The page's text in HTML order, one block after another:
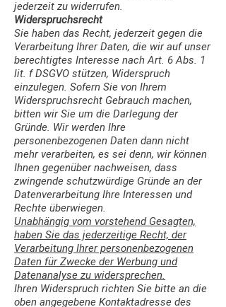
jederzeit zu widerrufen.
Widerspruchsrecht
Sie haben das Recht, jederzeit gegen die
Verarbeitung Ihrer Daten, die wir auf unser
berechtigtes Interesse nach Art. 6 Abs. 1
lit. f DSGVO stützen, Widerspruch
einzulegen. Sofern Sie von Ihrem
Widerspruchsrecht Gebrauch machen,
bitten wir Sie um die Darlegung der
Gründe. Wir werden Ihre
personenbezogenen Daten dann nicht
mehr verarbeiten, es sei denn, wir können
Ihnen gegenüber nachweisen, dass
zwingende schutzwürdige Gründe an der
Datenverarbeitung Ihre Interessen und
Rechte überwiegen.
Unabhängig vom vorstehend Gesagten,
haben Sie das jederzeitige Recht, der
Verarbeitung Ihrer personenbezogenen
Daten für Zwecke der Werbung und
Datenanalyse zu widersprechen.
Ihren Widerspruch richten Sie bitte an die
oben angegebene Kontaktadresse des